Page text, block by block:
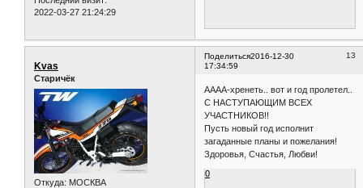
2022-03-27 21:24:29
Поделиться 13
2016-12-30
17:34:59
Kvas
Старичёк
Откуда: МОСКВА
АААА-хренеть.. вот и год пролетел..
С НАСТУПАЮЩИМ ВСЕХ
УЧАСТНИКОВ!!
Пусть новый год исполнит
загаданные планы и пожелания!
Здоровья, Счастья, Любви!
0